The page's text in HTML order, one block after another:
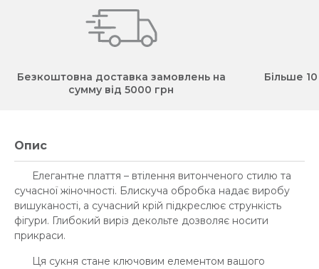
Безкоштовна доставка замовлень на
сумму від 5000 грн
Більше
Опис
Елегантне плаття – втілення витонченого стилю та
сучасної жіночності. Блискуча обробка надає виробу
вишуканості, а сучасний крій підкреслює стрункість
фігури. Глибокий виріз декольте дозволяє носити
прикраси.
Ця сукня стане ключовим елементом вашого